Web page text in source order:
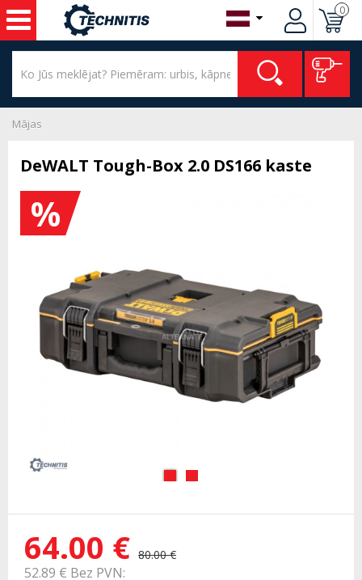
0
Mājas
DeWALT Tough-Box 2.0 DS166 kaste
%
64.00 € 80.00 €
52.89 € Bez PVN: